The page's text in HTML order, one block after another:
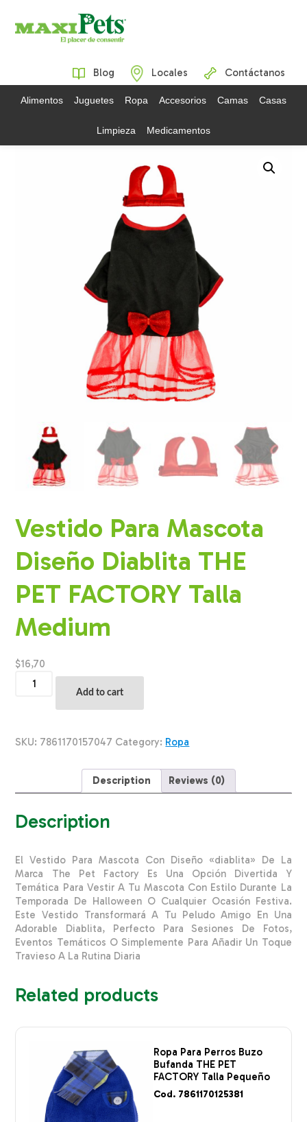
Blog Locales Contáctanos
Alimentos Juguetes Ropa Accesorios Camas Casas
Limpieza Medicamentos
Vestido Para Mascota
Diseño Diablita THE
PET FACTORY Talla
Medium
$16,70
Para
THE
Add to cart
SKU: 7861170157047 Category: Ropa
Description Reviews (0)
Description
El Vestido Para Mascota Con Diseño «diablita» De La
Marca The Pet Factory Es Una Opción Divertida Y
Temática Para Vestir A Tu Mascota Con Estilo Durante La
Temporada De Halloween O Cualquier Ocasión Festiva.
Este Vestido Transformará A Tu Peludo Amigo En Una
Adorable Diablita, Perfecto Para Sesiones De Fotos,
Eventos Temáticos O Simplemente Para Añadir Un Toque
Travieso A La Rutina Diaria
Related products
Ropa Para Perros Buzo
Bufanda THE PET
FACTORY Talla Pequeño
Cod. 7861170125381